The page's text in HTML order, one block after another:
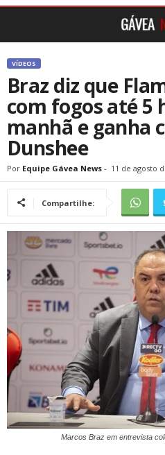
VÍDEOS
Braz diz que
com fogos até 5
manhã e ganha
Dunshee
Por Equipe Gávea News - 11 de agosto
Compartilhe:
Marcos Braz em entrevista